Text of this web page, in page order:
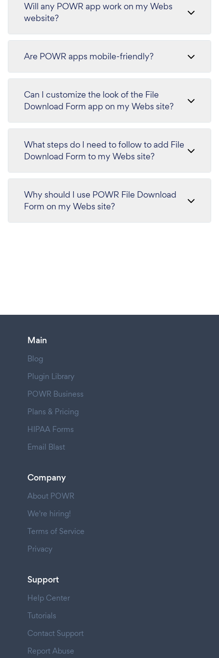
Will any POWR app work on my Webs
website?
Are POWR apps mobile-friendly?
Can I customize the look of the File
Download Form app on my Webs site?
What steps do I need to follow to add File
Download Form to my Webs site?
Why should I use POWR File Download
Form on my Webs site?
Main
Blog
Plugin Library
POWR Business
Plans & Pricing
HIPAA Forms
Email Blast
Company
About POWR
We're hiring!
Terms of Service
Privacy
Support
Help Center
Tutorials
Contact Support
Report Abuse